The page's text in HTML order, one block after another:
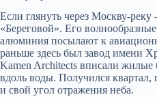
Если глянуть через Москву-
«Береговой». Его
алюминия посылают к
раньше здесь был завод имени
Kamen Architects вписали
вдоль воды. Получился
и свой угол отражения неба.